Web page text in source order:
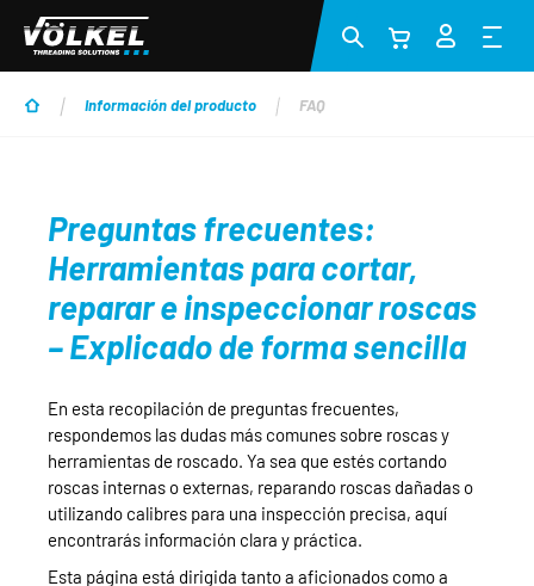
Saltar al contenido principal
Información del producto FAQ
Preguntas frecuentes:
Herramientas para cortar,
reparar e inspeccionar roscas
– Explicado de forma sencilla
En esta recopilación de preguntas frecuentes,
respondemos las dudas más comunes sobre roscas y
herramientas de roscado. Ya sea que estés cortando
roscas internas o externas, reparando roscas dañadas o
utilizando calibres para una inspección precisa, aquí
encontrarás información clara y práctica.
Esta página está dirigida tanto a aficionados como a